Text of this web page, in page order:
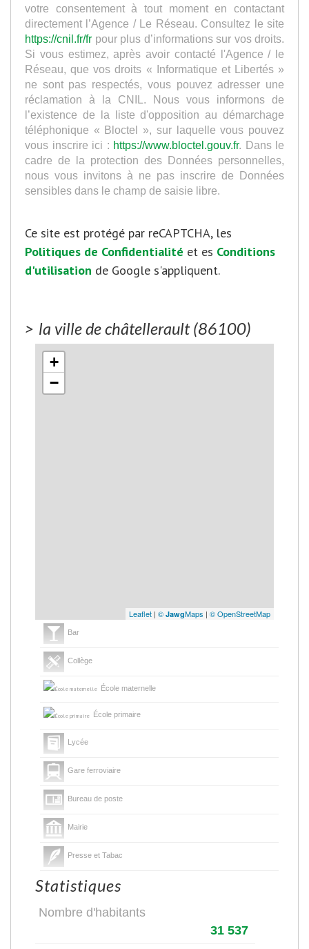
votre consentement à tout moment en contactant
directement l’Agence / Le Réseau. Consultez le site
https://cnil.fr/fr pour plus d’informations sur vos droits.
Si vous estimez, après avoir contacté l'Agence / le
Réseau, que vos droits « Informatique et Libertés »
ne sont pas respectés, vous pouvez adresser une
réclamation à la CNIL. Nous vous informons de
l’existence de la liste d'opposition au démarchage
téléphonique « Bloctel », sur laquelle vous pouvez
vous inscrire ici : https://www.bloctel.gouv.fr. Dans le
cadre de la protection des Données personnelles,
nous vous invitons à ne pas inscrire de Données
sensibles dans le champ de saisie libre.
Ce site est protégé par reCAPTCHA, les
Politiques de Confidentialité et es Conditions
d'utilisation de Google s'appliquent.
> la ville de châtellerault (86100)
+
−
Leaflet | © JawgMaps | © OpenStreetMap
Bar
Collège
École maternelle
École primaire
Lycée
Gare ferroviaire
Bureau de poste
Mairie
Presse et Tabac
Statistiques
Nombre d'habitants
31 537